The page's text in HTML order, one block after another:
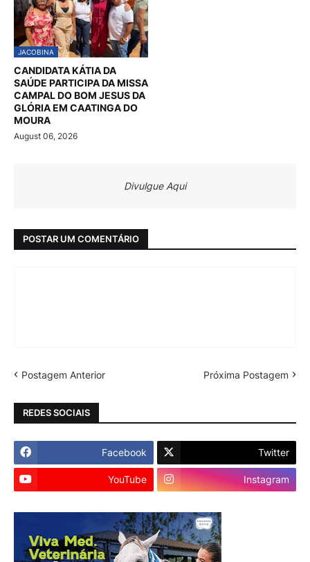
JACOBINA
CANDIDATA KÁTIA DA
SAÚDE PARTICIPA DA MISSA
CAMPAL DO BOM JESUS DA
GLÓRIA EM CAATINGA DO
MOURA
August 06, 2026
Divulgue Aqui
POSTAR UM COMENTÁRIO
Postagem Anterior Próxima Postagem
REDES SOCIAIS
Facebook Twitter
YouTube Instagram